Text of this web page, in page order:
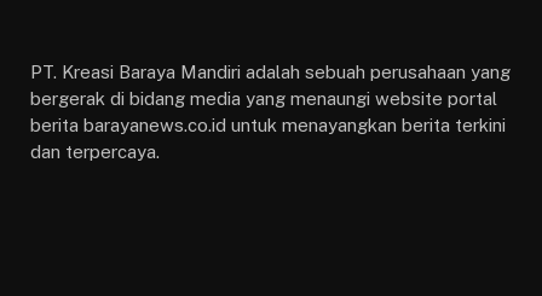
PT. Kreasi Baraya Mandiri adalah sebuah perusahaan yang
bergerak di bidang media yang menaungi website portal
berita barayanews.co.id untuk menayangkan berita terkini
dan terpercaya.